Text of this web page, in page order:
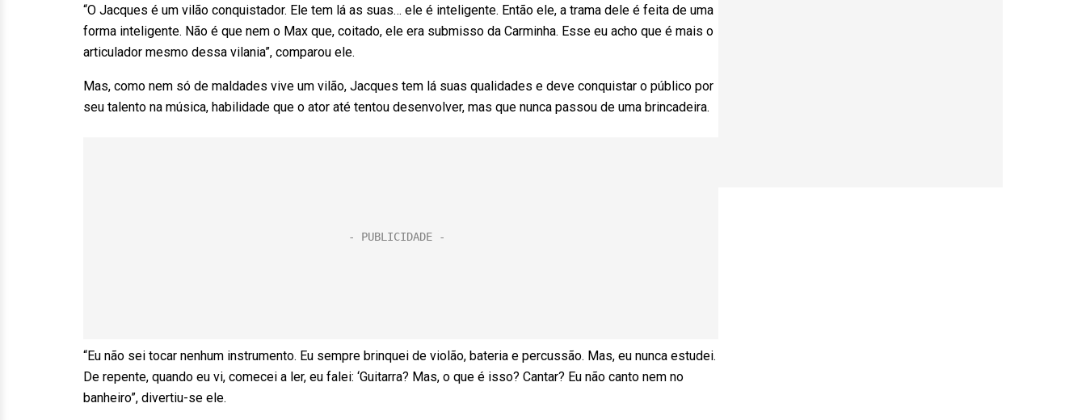
“O Jacques é um vilão conquistador. Ele tem lá as suas… ele é inteligente. Então ele, a trama dele é feita de uma
forma inteligente. Não é que nem o Max que, coitado, ele era submisso da Carminha. Esse eu acho que é mais o
articulador mesmo dessa vilania”, comparou ele.
Mas, como nem só de maldades vive um vilão, Jacques tem lá suas qualidades e deve conquistar o público por
seu talento na música, habilidade que o ator até tentou desenvolver, mas que nunca passou de uma brincadeira.
“Eu não sei tocar nenhum instrumento. Eu sempre brinquei de violão, bateria e percussão. Mas, eu nunca estudei.
De repente, quando eu vi, comecei a ler, eu falei: ‘Guitarra? Mas, o que é isso? Cantar? Eu não canto nem no
banheiro”, divertiu-se ele.